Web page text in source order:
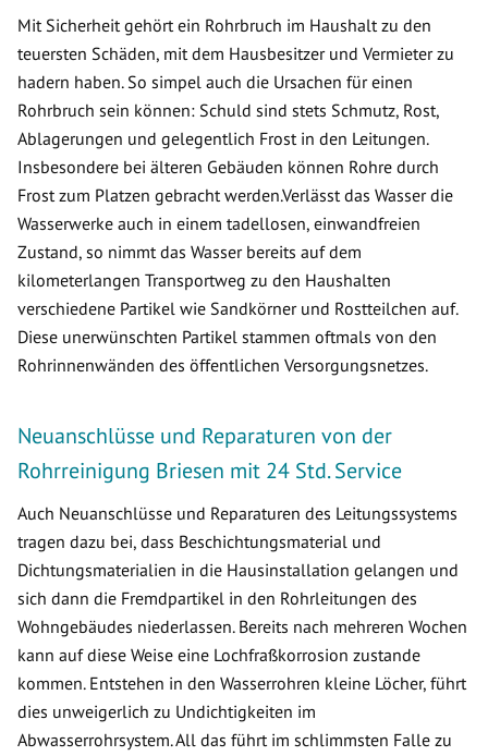
Mit Sicherheit gehört ein Rohrbruch im Haushalt zu den
teuersten Schäden, mit dem Hausbesitzer und Vermieter zu
hadern haben. So simpel auch die Ursachen für einen
Rohrbruch sein können: Schuld sind stets Schmutz, Rost,
Ablagerungen und gelegentlich Frost in den Leitungen.
Insbesondere bei älteren Gebäuden können Rohre durch
Frost zum Platzen gebracht werden.Verlässt das Wasser die
Wasserwerke auch in einem tadellosen, einwandfreien
Zustand, so nimmt das Wasser bereits auf dem
kilometerlangen Transportweg zu den Haushalten
verschiedene Partikel wie Sandkörner und Rostteilchen auf.
Diese unerwünschten Partikel stammen oftmals von den
Rohrinnenwänden des öffentlichen Versorgungsnetzes.
Neuanschlüsse und Reparaturen von der
Rohrreinigung Briesen mit 24 Std. Service
Auch Neuanschlüsse und Reparaturen des Leitungssystems
tragen dazu bei, dass Beschichtungsmaterial und
Dichtungsmaterialien in die Hausinstallation gelangen und
sich dann die Fremdpartikel in den Rohrleitungen des
Wohngebäudes niederlassen. Bereits nach mehreren Wochen
kann auf diese Weise eine Lochfraßkorrosion zustande
kommen. Entstehen in den Wasserrohren kleine Löcher, führt
dies unweigerlich zu Undichtigkeiten im
Abwasserrohrsystem. All das führt im schlimmsten Falle zu